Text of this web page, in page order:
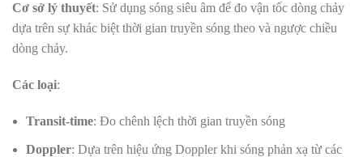
Cơ sở lý thuyết: Sử dụng sóng siêu âm để đo vận tốc dòng chảy
dựa trên sự khác biệt thời gian truyền sóng theo và ngược chiều
dòng chảy.
Các loại:
Transit-time: Đo chênh lệch thời gian truyền sóng
Doppler: Dựa trên hiệu ứng Doppler khi sóng phản xạ từ các